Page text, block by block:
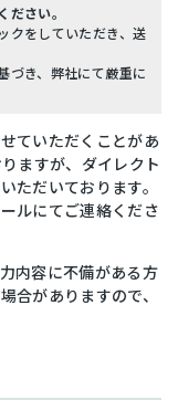
さい。
クをしていただき、送
づき、弊社にて厳重に
ていただくことがあ
ますが、ダイレクト
ただいております。
ルにてご連絡くださ
内容に不備がある方
合がありますので、